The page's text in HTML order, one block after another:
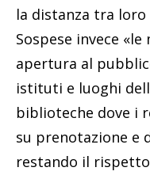
la distanza tra
Sospese invece
apertura al
istituti e luoghi
biblioteche dove i
su prenotazione e
restando il